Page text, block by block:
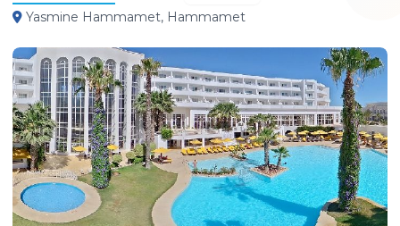
Yasmine Hammamet, Hammamet